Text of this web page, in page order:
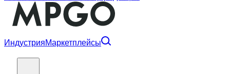
ИндустрияМаркетплейсы